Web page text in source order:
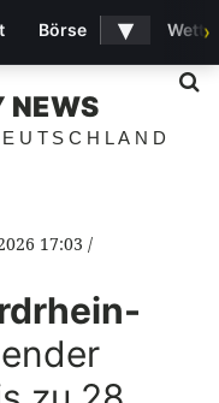
NEWS
17:03
Börse ▾ ›